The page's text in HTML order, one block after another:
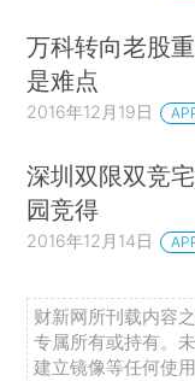
万科转向老股
是难点
2016年12月19日
深圳双限双竞
园竞得
2016年12月14日
财新网所刊载内容
专属所有或持有。
建立镜像等任何使用